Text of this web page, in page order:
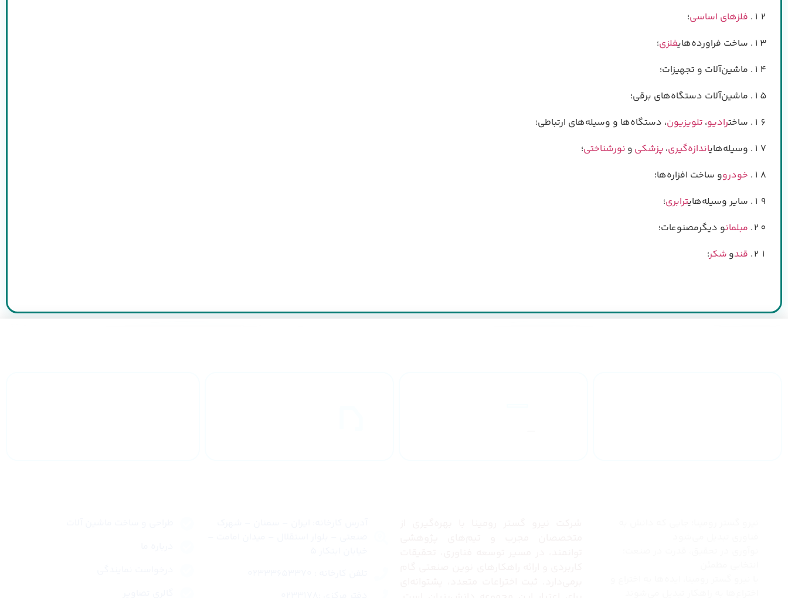
فلزهای اساسی؛
ساخت فراورده‌هایفلزی؛
ماشین‌آلات و تجهیزات؛
ماشین‌آلات دستگاه‌های برقی؛
ساخترادیو، تلویزیون، دستگاه‌ها و وسیله‌های ارتباطی؛
وسیله‌هایاندازه‌گیری، پزشکی و نورشناختی؛
خودروو ساخت افزاره‌ها؛
سایر وسیله‌هایترابری؛
مبلمانو دیگرمصنوعات؛
قندو شکر؛